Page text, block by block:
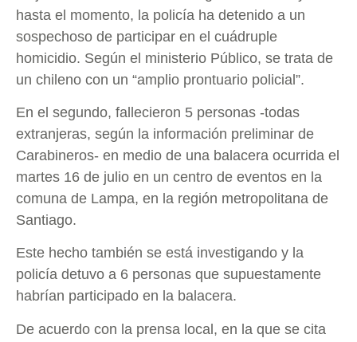
hasta el momento, la policía ha detenido a un
sospechoso de participar en el cuádruple
homicidio. Según el ministerio Público, se trata de
un chileno con un “amplio prontuario policial”.
En el segundo, fallecieron 5 personas -todas
extranjeras, según la información preliminar de
Carabineros- en medio de una balacera ocurrida el
martes 16 de julio en un centro de eventos en la
comuna de Lampa, en la región metropolitana de
Santiago.
Este hecho también se está investigando y la
policía detuvo a 6 personas que supuestamente
habrían participado en la balacera.
De acuerdo con la prensa local, en la que se cita